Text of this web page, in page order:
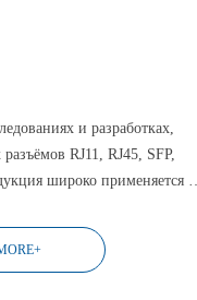
и разработках,
RJ11, RJ45, SFP,
широко применяется в
коммуникаций.